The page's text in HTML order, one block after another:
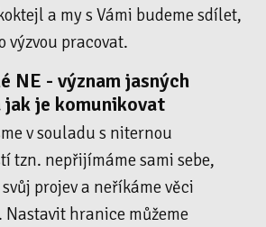
a my s Vámi budeme sdílet,
výzvou pracovat.
NE - význam jasných
jak je komunikovat
v souladu s niternou
tzn. nepřijímáme sami sebe,
projev a neříkáme věci
Nastavit hranice můžeme